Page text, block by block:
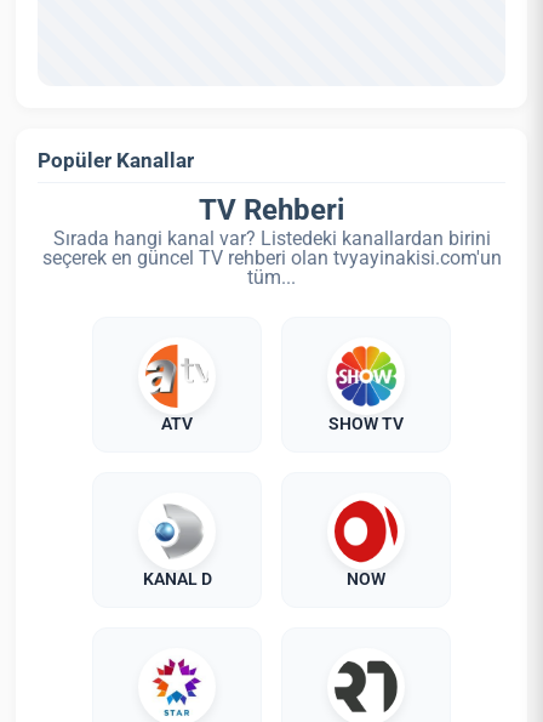
Popüler Kanallar
TV Rehberi
Sırada hangi kanal var? Listedeki kanallardan birini
seçerek en güncel TV rehberi olan tvyayinakisi.com'un
tüm...
ATV SHOW TV
KANAL D NOW